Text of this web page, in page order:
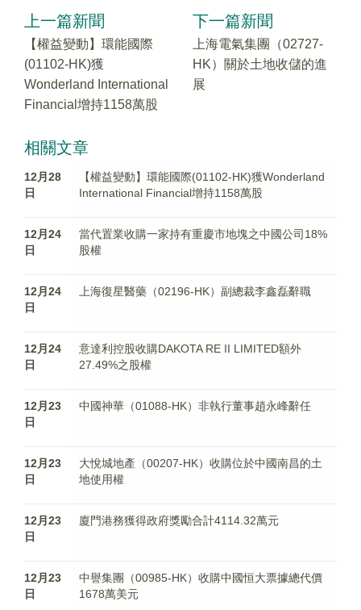
上一篇新聞
【權益變動】環能國際
(01102-HK)獲
Wonderland International
Financial增持1158萬股
下一篇新聞
上海電氣集團（02727-
HK）關於土地收儲的進
展
相關文章
12月28
日
【權益變動】環能國際(01102-HK)獲Wonderland
International Financial增持1158萬股
12月24
日
當代置業收購一家持有重慶市地塊之中國公司18%
股權
12月24
日
上海復星醫藥（02196-HK）副總裁李鑫磊辭職
12月24
日
意達利控股收購DAKOTA RE II LIMITED額外
27.49%之股權
12月23
日
中國神華（01088-HK）非執行董事趙永峰辭任
12月23
日
大悅城地產（00207-HK）收購位於中國南昌的土
地使用權
12月23
日
廈門港務獲得政府獎勵合計4114.32萬元
12月23
日
中譽集團（00985-HK）收購中國恒大票據總代價
1678萬美元